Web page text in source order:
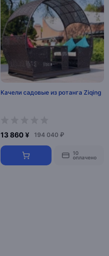
Качели садовые из ротанга Ziqing
13 860 ¥ 194 040 ₽
10
оплачено